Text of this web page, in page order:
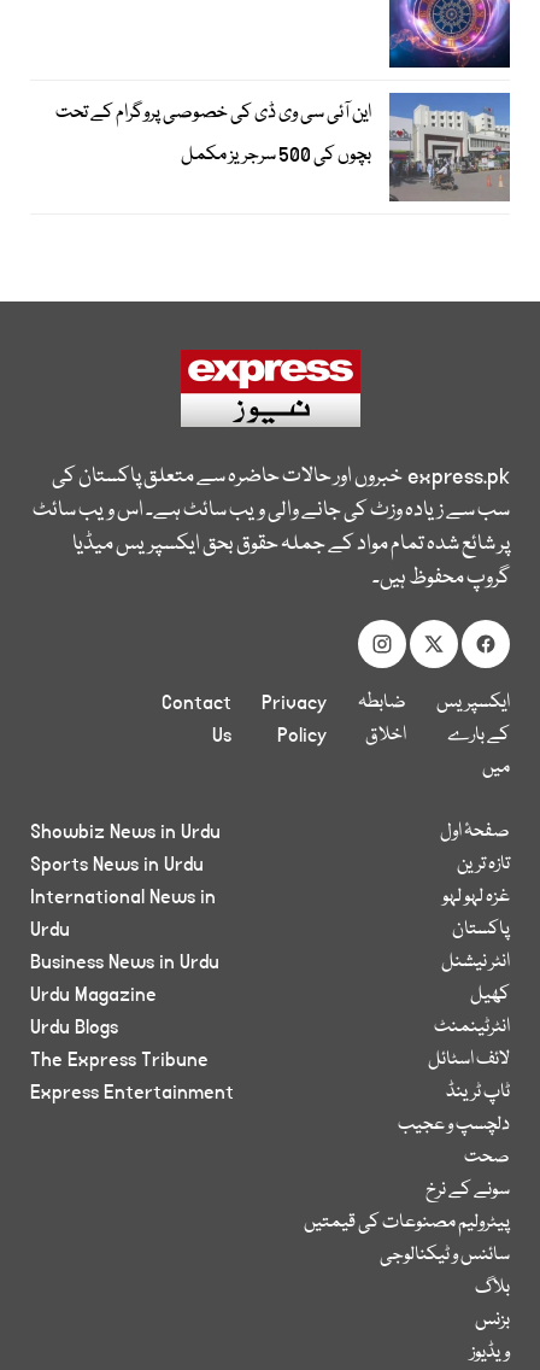
این آئی سی وی ڈی کی خصوصی پروگرام کے تحت
بچوں کی 500 سرجریز مکمل
express.pkخبروں اور حالات حاضرہ سے متعلق پاکستان کی
سب سے زیادہ وزٹ کی جانے والی ویب سائٹ ہے۔ اس ویب سائٹ
پر شائع شدہ تمام مواد کے جملہ حقوق بحق ایکسپریس میڈیا
گروپ محفوظ ہیں۔
ایکسپریس
کے بارے
میں
ضابطہ
اخلاق
Privacy
Policy
Contact
Us
صفحۂ اول
تازہ ترین
غزہ لہو لہو
پاکستان
انٹر نیشنل
کھیل
انٹرٹینمنٹ
لائف اسٹائل
ٹاپ ٹرینڈ
دلچسپ و عجیب
صحت
سونے کے نرخ
پیٹرولیم مصنوعات کی قیمتیں
سائنس و ٹیکنالوجی
بلاگ
بزنس
ویڈیوز
Showbiz News in Urdu
Sports News in Urdu
International News in
Urdu
Business News in Urdu
Urdu Magazine
Urdu Blogs
The Express Tribune
Express Entertainment